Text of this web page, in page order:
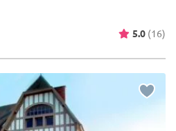
5.0 (16)